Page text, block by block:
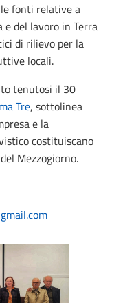
fonti relative a
e del lavoro in Terra
di rilievo per la
locali.
tenutosi il 30
Tre, sottolinea
e la
costituiscano
Mezzogiorno.